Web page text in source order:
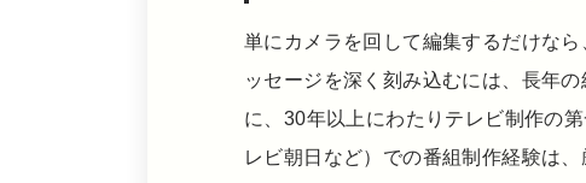
単にカメラを回して編集するだけな
ッセージを深く刻み込むには、長年
に、30年以上にわたりテレビ制作の
レビ朝日など）での番組制作経験は